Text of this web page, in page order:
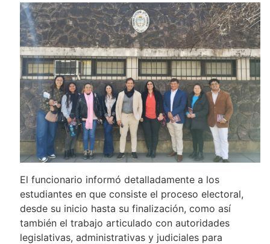
El funcionario informó detalladamente a los
estudiantes en que consiste el proceso electoral,
desde su inicio hasta su finalización, como así
también el trabajo articulado con autoridades
legislativas, administrativas y judiciales para